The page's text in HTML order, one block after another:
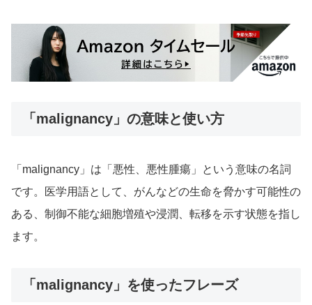
「malignancy」の意味と使い方
「malignancy」は「悪性、悪性腫瘍」という意味の名詞
です。医学用語として、がんなどの生命を脅かす可能性の
ある、制御不能な細胞増殖や浸潤、転移を示す状態を指し
ます。
「malignancy」を使ったフレーズ